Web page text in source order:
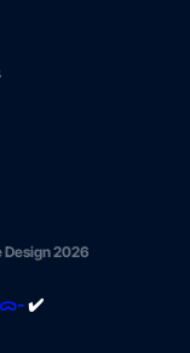
Design 2026
ᯅ- ✔️